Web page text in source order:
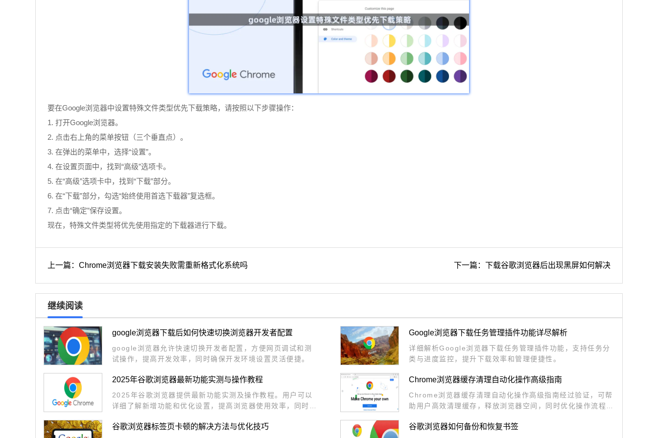
要在Google浏览器中设置特殊文件类型优先下载策略，请按照以下步骤操作：
1. 打开Google浏览器。
2. 点击右上角的菜单按钮（三个垂直点）。
3. 在弹出的菜单中，选择“设置”。
4. 在设置页面中，找到“高级”选项卡。
5. 在“高级”选项卡中，找到“下载”部分。
6. 在“下载”部分，勾选“始终使用首选下载器”复选框。
7. 点击“确定”保存设置。
现在，特殊文件类型将优先使用指定的下载器进行下载。
上一篇：Chrome浏览器下载安装失败需重新格式化系统吗 下一篇：下载谷歌浏览器后出现黑屏如何解决
继续阅读
google浏览器下载后如何快速切换浏览器开发者配置
google浏览器允许快速切换开发者配置，方便网页调试和测
试操作，提高开发效率，同时确保开发环境设置灵活便捷。
Google浏览器下载任务管理插件功能详尽解析
详细解析Google浏览器下载任务管理插件功能，支持任务分
类与进度监控，提升下载效率和管理便捷性。
2025年谷歌浏览器最新功能实测与操作教程
2025年谷歌浏览器提供最新功能实测及操作教程。用户可以
详细了解新增功能和优化设置，提高浏览器使用效率，同时保
Chrome浏览器缓存清理自动化操作高级指南
Chrome浏览器缓存清理自动化操作高级指南经过验证，可帮
助用户高效清理缓存，释放浏览器空间，同时优化操作流程，
谷歌浏览器标签页卡顿的解决方法与优化技巧 谷歌浏览器如何备份和恢复书签